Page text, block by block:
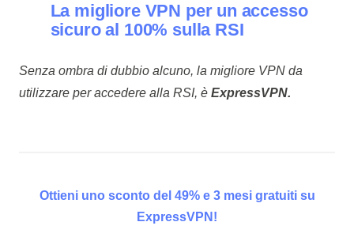
La migliore VPN per un accesso
sicuro al 100% sulla RSI
Senza ombra di dubbio alcuno, la migliore VPN da
utilizzare per accedere alla RSI, è ExpressVPN.
Ottieni uno sconto del 49% e 3 mesi gratuiti su
ExpressVPN!